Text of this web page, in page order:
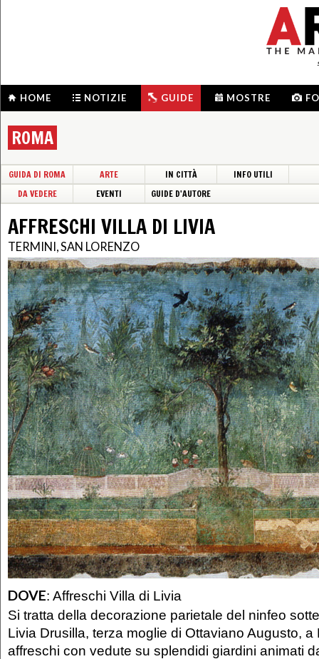
HOME NOTIZIE GUIDE MOSTRE
ROMA
GUIDA DI ROMA ARTE IN CITTÀ
INFO UTILI
DA VEDERE
EVENTI GUIDE D'AUTORE
AFFRESCHI VILLA DI LIVIA
TERMINI, SAN LORENZO
DOVE: Affreschi Villa di Livia
Si tratta della decorazione parietale del ninfeo
Livia Drusilla, terza moglie di Ottaviano Augusto, a
affreschi con vedute su splendidi giardini animati